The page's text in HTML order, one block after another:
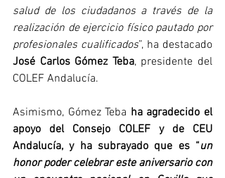
salud de los ciudadanos a través de la
realización de ejercicio físico pautado por
profesionales cualificados
José Carlos Gómez Teba, presidente del
COLEF Andalucía.
Asimismo, Gómez Teba ha agradecido el
apoyo del Consejo COLEF y de CEU
Andalucía, y ha subrayado que es “un
honor poder celebrar este aniversario con